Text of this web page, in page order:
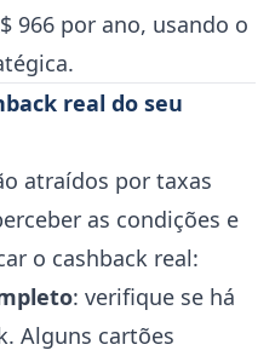
966 por ano, usando o
real do seu
atraídos por taxas
as condições e
o cashback real:
: verifique se há
Alguns cartões